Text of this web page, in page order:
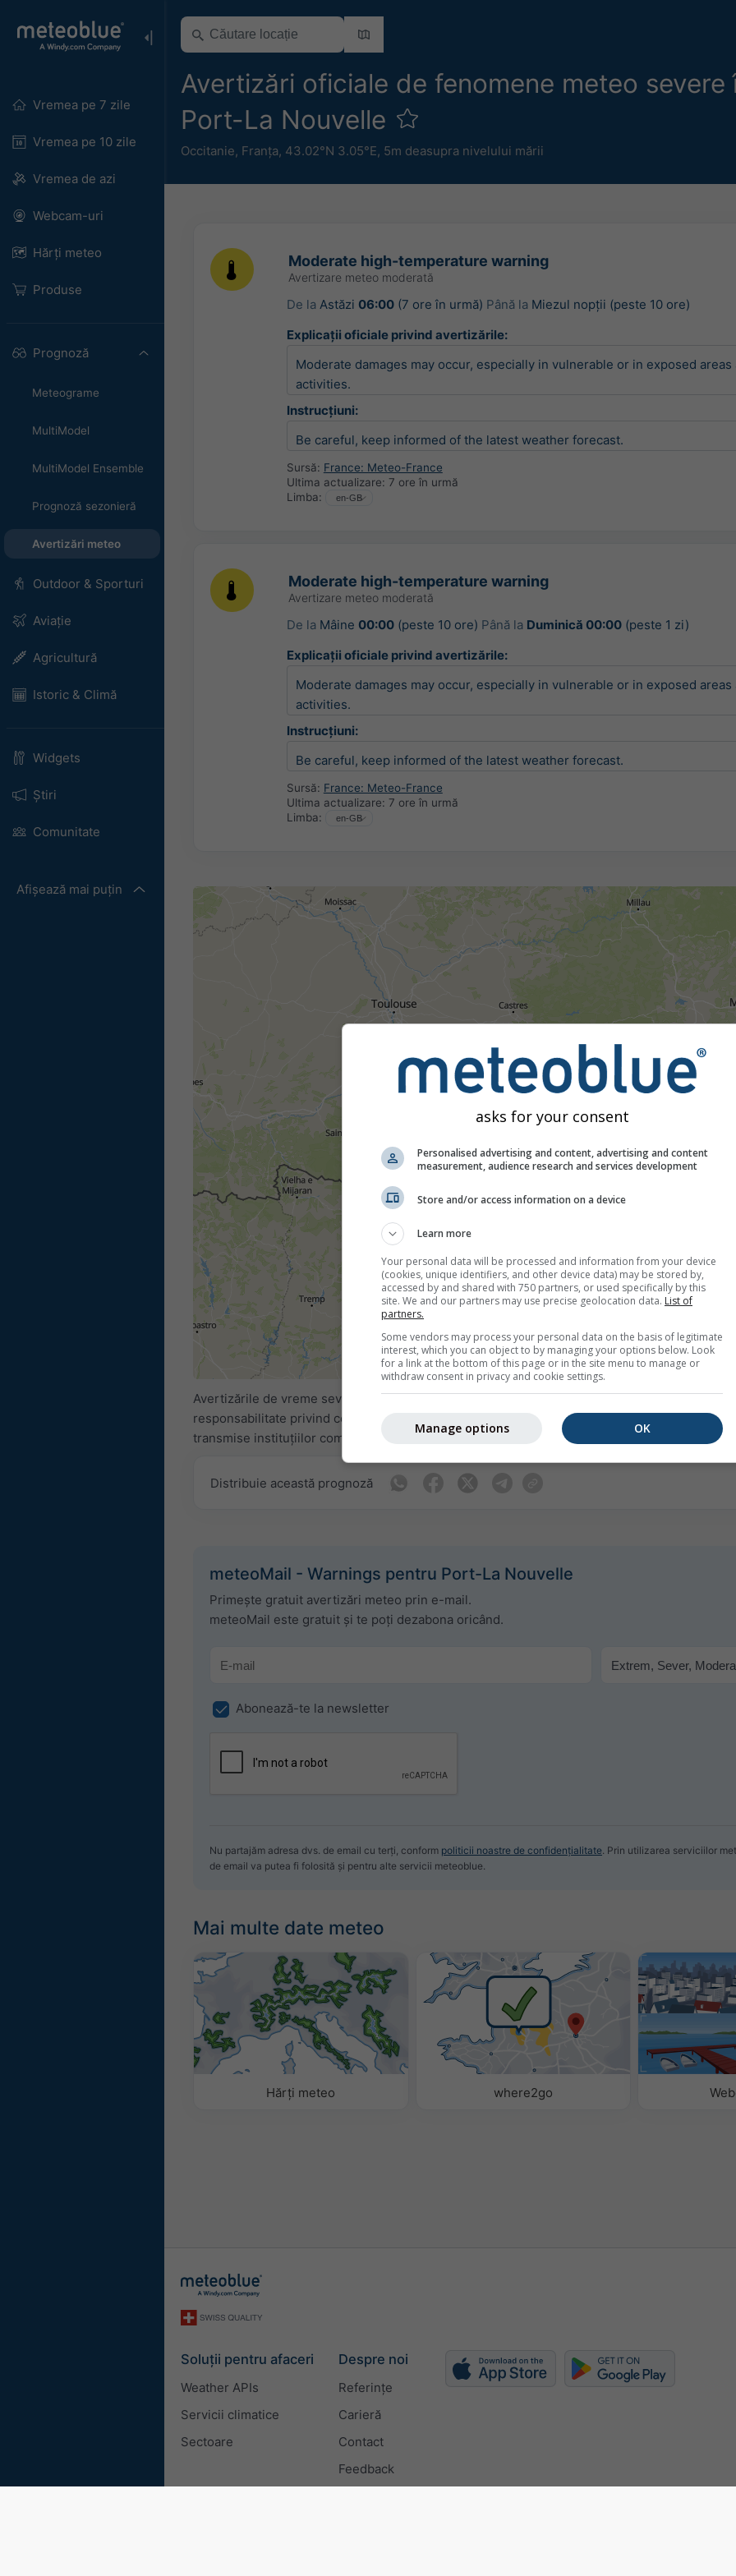
Vremea pe 7 zile
Vremea pe 10 zile
Vremea de azi
Webcam-uri
Hărți meteo
Produse
Prognoză
Meteograme
MultiModel
MultiModel Ensemble
Prognoză sezonieră
Avertizări meteo
Outdoor & Sporturi
Aviație
Agricultură
Istoric & Climă
Widgets
Știri
Comunitate
Afișează mai puțin
Avertizări oficiale de fenomene meteo severe
Port-La Nouvelle
Occitanie, Franța, 43.02°N 3.05°E, 5m deasupra nivelului mării
Moderate high-temperature warning
Avertizare meteo moderată
De la Astăzi 06:00(7 ore în urmă) Până la Miezul nopții (peste 10 ore)
Explicații oficiale privind avertizările:
Moderate damages may occur, especially in vulnerable or in exposed
activities.
Instrucțiuni:
Be careful, keep informed of the latest weather forecast.
Sursă: France: Meteo-France
Ultima actualizare: 7 ore în urmă
Limba:
Moderate high-temperature warning
Avertizare meteo moderată
De la Mâine 00:00(peste 10 ore) Până la Duminică 00:00(peste 1 zi)
Explicații oficiale privind avertizările:
Moderate damages may occur, especially in vulnerable or in exposed
activities.
Instrucțiuni:
Be careful, keep informed of the latest weather forecast.
Sursă: France: Meteo-France
Ultima actualizare: 7 ore în urmă
Limba:
Toate <24h 24-48h >48h
Avertizările de vreme severă sunt furnizate către meteoblue de peste 80 de agenții oficiale
responsabilitate privind conținutul sau natura avertizărilor. Problemele pot fi raportate prin
transmise instituțiilor competente.
Distribuie această prognoză
meteoMail - Warnings pentru Port-La Nouvelle
Primește gratuit avertizări meteo prin e-mail.
meteoMail este gratuit și te poți dezabona oricând.
Abonează-te la newsletter
Nu partajăm adresa dvs. de email cu terți, conform politicii noastre de confidențialitate . Prin utilizarea serviciilor
de email va putea fi folosită și pentru alte servicii meteoblue.
Mai multe date meteo
Hărți meteo where2go
Soluții pentru afaceri
Weather APIs
Servicii climatice
Sectoare
Despre noi
Referințe
Carieră
Contact
Feedback
asks for your consent
Personalised advertising and content, advertising and content
measurement, audience research and services development
Store and/or access information on a device
Learn more
Your personal data will be processed and information from your device
(cookies, unique identifiers, and other device data) may be stored by,
accessed by and shared with 750 partners, or used specifically by this
site. We and our partners may use precise geolocation data. List of
partners.
Some vendors may process your personal data on the basis of legitimate
interest, which you can object to by managing your options below. Look
for a link at the bottom of this page or in the site menu to manage or
withdraw consent in privacy and cookie settings.
OK
Manage options